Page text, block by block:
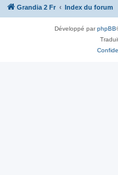
Grandia 2 Fr Index du forum
Développé parphpBB